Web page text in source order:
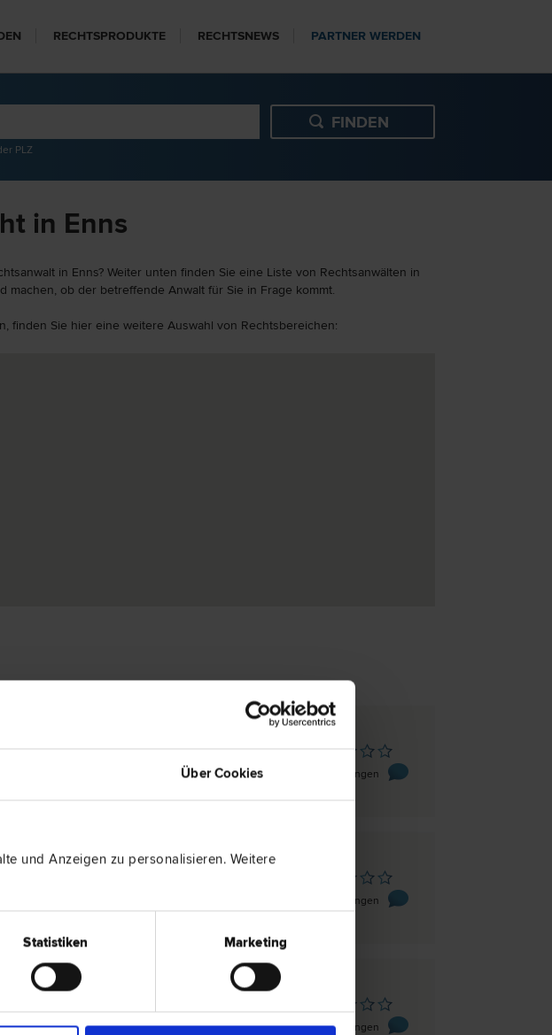
Über Cookies
und Anzeigen zu personalisieren. Weitere
Statistiken Marketing
RECHTSPRODUKTE RECHTSNEWS PARTNER WERDEN
PLZ
in Enns
in Enns? Weiter unten finden Sie eine Liste von Rechtsanwälten in
ob der betreffende Anwalt für Sie in Frage kommt.
finden Sie hier eine weitere Auswahl von Rechtsbereichen:
4470 Enns
0 Bewertungen
0 Bewertungen
Stadlgasse 5 0 Bewertungen